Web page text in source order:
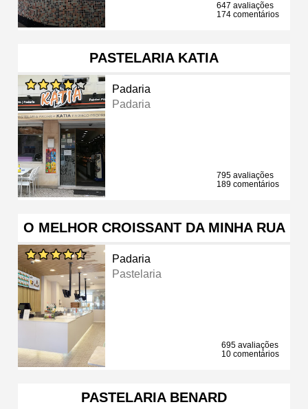
647 avaliações
174 comentários
PASTELARIA KATIA
Padaria
Padaria
795 avaliações
189 comentários
O MELHOR CROISSANT DA MINHA RUA
Padaria
Pastelaria
695 avaliações
10 comentários
PASTELARIA BENARD